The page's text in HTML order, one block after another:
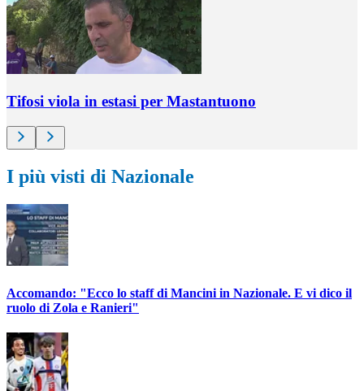
Tifosi viola in estasi per Mastantuono
I più visti di Nazionale
Accomando: "Ecco lo staff di Mancini in Nazionale. E vi dico il
ruolo di Zola e Ranieri"